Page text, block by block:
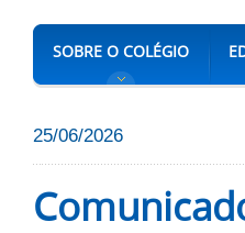
SOBRE O COLÉGIO
25/06/2026